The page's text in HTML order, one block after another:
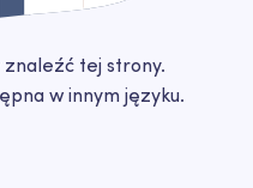
tej strony.
w innym języku.